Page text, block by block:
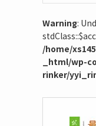
Warning:
/home/
_html/wp-
rinker/